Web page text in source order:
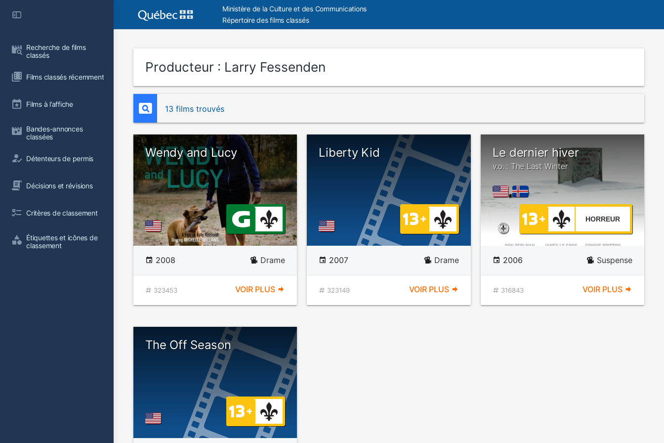
Recherche de films
classés
Films classés récemment
Films à l’affiche
Bandes-annonces
classées
Détenteurs de permis
Décisions et révisions
Critères de classement
Étiquettes et icônes de
classement
Ministère de la Culture et des Communications
Répertoire des films classés
Producteur : Larry Fessenden
13 films trouvés
Wendy and Lucy
2008 Drame
323453 VOIR PLUS
Liberty Kid
2007 Drame
323149 VOIR PLUS
Le dernier hiver
v.o. : The Last Winter
HORREUR
2006 Suspense
316843 VOIR PLUS
The Off Season